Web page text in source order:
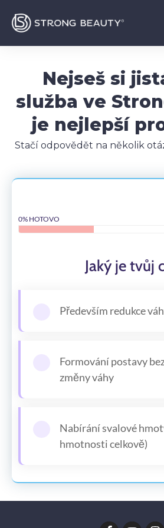
Nejseš si
služba ve
je nejlepší
Stačí odpovědět na několik
0% HOTOVO
Jaký je tvůj
Především redukce
Formování postavy
změny váhy
Nabírání svalové
hmotnosti celkově)